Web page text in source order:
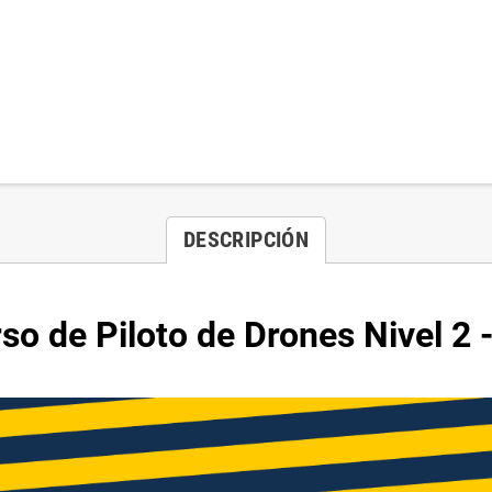
DESCRIPCIÓN
de Piloto de Drones Nivel 2